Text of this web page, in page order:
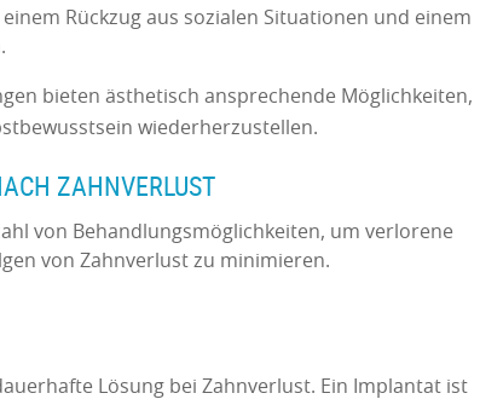
Rückzug aus sozialen Situationen und einem
bieten ästhetisch ansprechende Möglichkeiten,
wiederherzustellen.
ZAHNVERLUST
von Behandlungsmöglichkeiten, um verlorene
von Zahnverlust zu minimieren.
Lösung bei Zahnverlust. Ein Implantat ist